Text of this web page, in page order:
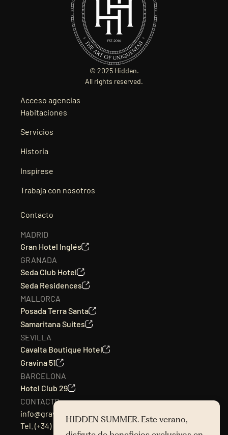
© 2025 Hidden.
All rights reserved.
Acceso agencias
Habitaciones
Servicios
Historia
Inspírese
Trabaja con nosotros
Contacto
MADRID
Gran Hotel Inglés
GRANADA
Seda Club Hotel
Seda Residences
MALLORCA
Posada Terra Santa
Samaritana Suites
SEVILLA
Cavalta Boutique Hotel
Gravina 51
BARCELONA
Hotel Club 29
CONTACTO
info@gravina51.com
Tel. (+34) 954217501
HIDDEN SUMMER. Este verano,